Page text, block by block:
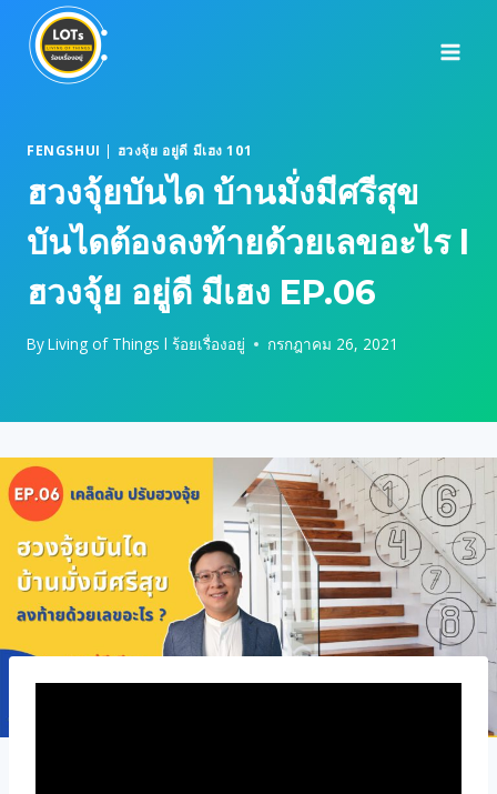
content
FENGSHUI | ฮวงจุ้ย อยู่ดี มีเฮง 101
ฮวงจุ้ยบันได บ้านมั่งมีศรีสุข
บันไดต้องลงท้ายด้วยเลขอะไร l
ฮวงจุ้ย อยู่ดี มีเฮง EP.06
ByLiving of Things l ร้อยเรื่องอยู่ กรกฎาคม 26, 2021